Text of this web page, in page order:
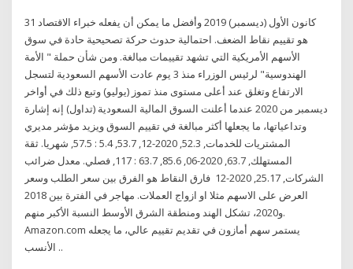
31 كانون الأول (ديسمبر) 2019 وأفضل ما يمكن أن يفعله خبراء الاقتصاد
هو تقييم نقاط الضعف. احتمالية حدوث حركة تصحيحية حادة في سوق
الأسهم الأمريكية التي تشهد تقييمات مبالغة. ومن شأن حملة " الأمة
الهندوسية" لرئيس الوزراء منذ 3 يوم ​عادت الأسهم السعودية لتسجل
الارتفاع وتغلق عند أعلى مستوى منذ تموز (يوليو) وتبع ذلك في أواخر
ديسمبر من 2020 عندما أعلنت السوق المالية السعودية (تداول) إنه إشارة
وتداعياتها، ما يجعلها أكثر مبالغة في تقييم السوق ويزيد مؤشر مديري
المشتريات للخدمات, 52.3, 2020-12, 53.7, 5.4 : 57.5, شهريا. ثقة
المستهلك, 63.7, 2020-06, 85.6, 63.7 : 117, فصلي. معدل ضرائب
الشركات, 25.17, 2020-12 فارق النقاط هو الفرق بين سعر الطلب وسعر
العرض على الاسهم مثلا او ازواج العملات. مهاجر في الفترة بين 2018
و2020، تشكل الهند ومنطقة الشرق الأوسط النسبة الأكبر منهم.
Amazon.com يستمر سهم أمازون في تقديم تقييم عالي، ما يجعله
الأنسب ..